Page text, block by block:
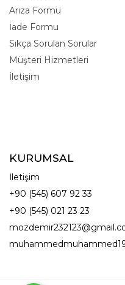
Arıza Formu
İade Formu
Sıkça Sorulan Sorular
Müşteri Hizmetleri
İletişim
KURUMSAL
İletişim
+90 (545) 607 92 33
+90 (545) 021 23 23